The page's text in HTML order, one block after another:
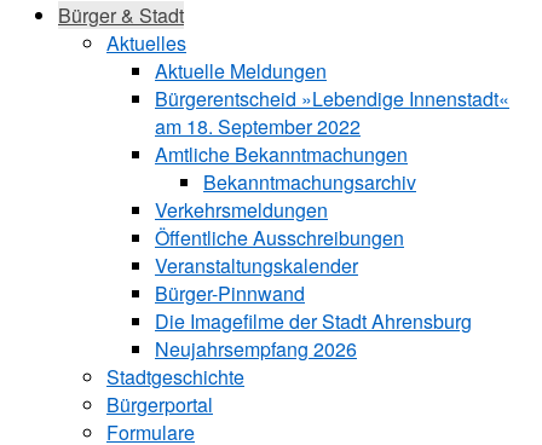
Bürger & Stadt
Aktuelles
Aktuelle Meldungen
Bürgerentscheid »Lebendige Innenstadt«
am 18. September 2022
Amtliche Bekanntmachungen
Bekanntmachungs­archiv
Verkehrsmeldungen
Öffentliche Ausschreibungen
Veranstaltungskalender
Bürger-Pinnwand
Die Imagefilme der Stadt Ahrensburg
Neujahrsempfang 2026
Stadtgeschichte
Bürgerportal
Formulare